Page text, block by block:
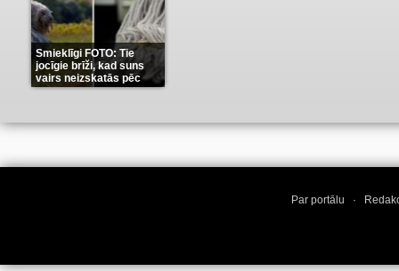
Smieklīgi FOTO: Tie
jocīgie brīži, kad suns
vairs neizskatās pēc
suņa(11)
Par portālu ·